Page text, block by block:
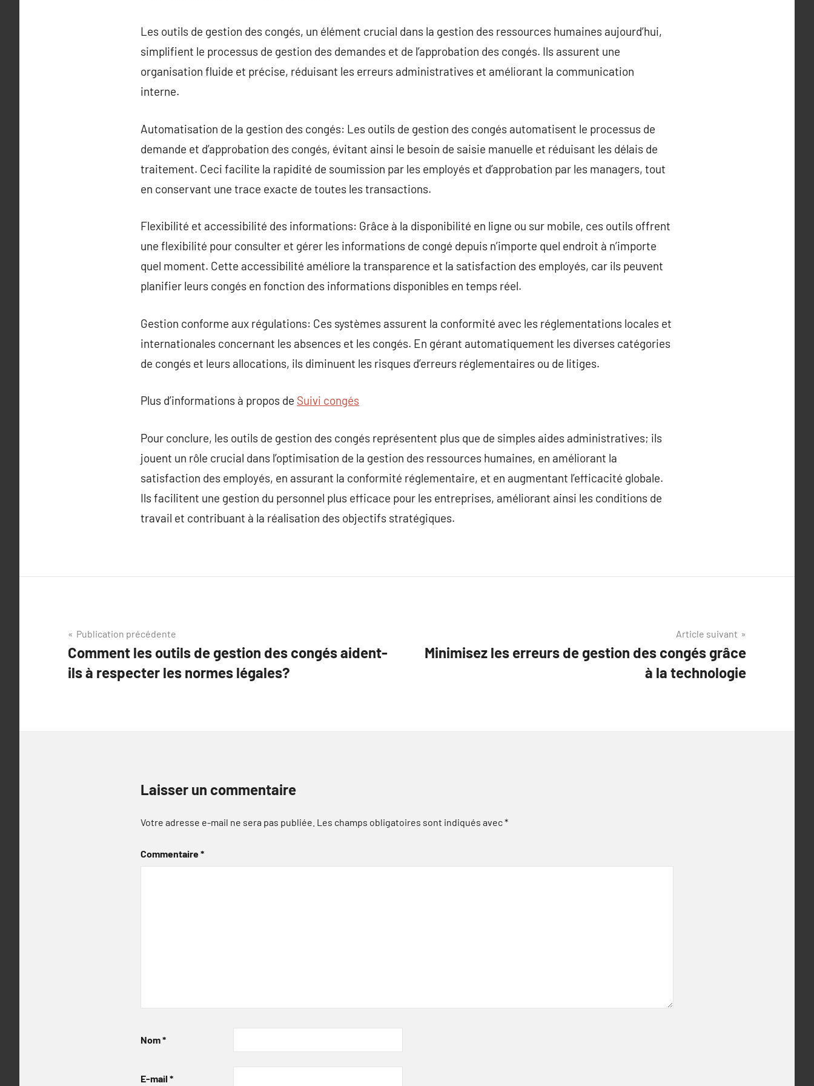
Les outils de gestion des congés, un élément crucial dans la gestion des ressources humaines aujourd’hui,
simplifient le processus de gestion des demandes et de l’approbation des congés. Ils assurent une
organisation fluide et précise, réduisant les erreurs administratives et améliorant la communication
interne.
Automatisation de la gestion des congés: Les outils de gestion des congés automatisent le processus de
demande et d’approbation des congés, évitant ainsi le besoin de saisie manuelle et réduisant les délais de
traitement. Ceci facilite la rapidité de soumission par les employés et d’approbation par les managers, tout
en conservant une trace exacte de toutes les transactions.
Flexibilité et accessibilité des informations: Grâce à la disponibilité en ligne ou sur mobile, ces outils offrent
une flexibilité pour consulter et gérer les informations de congé depuis n’importe quel endroit à n’importe
quel moment. Cette accessibilité améliore la transparence et la satisfaction des employés, car ils peuvent
planifier leurs congés en fonction des informations disponibles en temps réel.
Gestion conforme aux régulations: Ces systèmes assurent la conformité avec les réglementations locales et
internationales concernant les absences et les congés. En gérant automatiquement les diverses catégories
de congés et leurs allocations, ils diminuent les risques d’erreurs réglementaires ou de litiges.
Plus d’informations à propos de Suivi congés
Pour conclure, les outils de gestion des congés représentent plus que de simples aides administratives; ils
jouent un rôle crucial dans l’optimisation de la gestion des ressources humaines, en améliorant la
satisfaction des employés, en assurant la conformité réglementaire, et en augmentant l’efficacité globale.
Ils facilitent une gestion du personnel plus efficace pour les entreprises, améliorant ainsi les conditions de
travail et contribuant à la réalisation des objectifs stratégiques.
Navigation
de
l’article
Publication précédente
Comment les outils de gestion des congés aident-
ils à respecter les normes légales?
Article suivant
Minimisez les erreurs de gestion des congés grâce
à la technologie
Laisser un commentaire
Votre adresse e-mail ne sera pas publiée. Les champs obligatoires sont indiqués avec*
Commentaire*
Nom*
E-mail *